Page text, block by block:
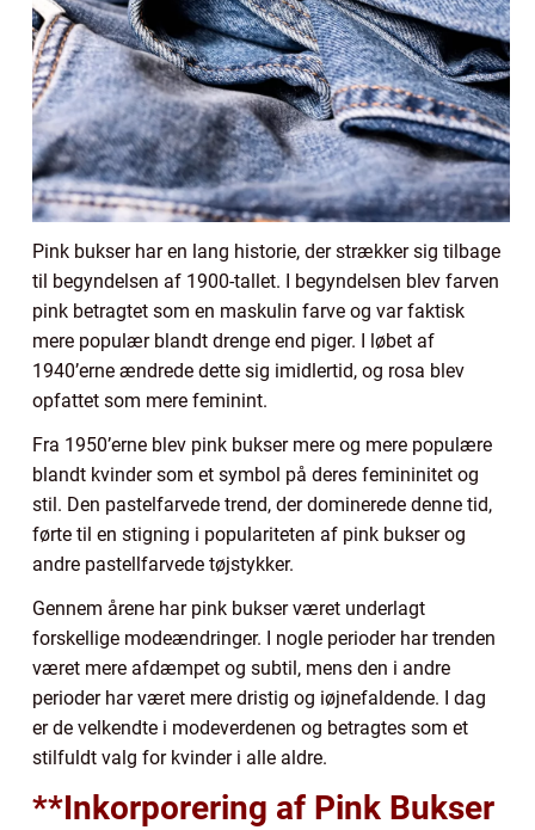
Pink bukser har en lang historie, der strækker sig tilbage
til begyndelsen af 1900-tallet. I begyndelsen blev farven
pink betragtet som en maskulin farve og var faktisk
mere populær blandt drenge end piger. I løbet af
1940’erne ændrede dette sig imidlertid, og rosa blev
opfattet som mere feminint.
Fra 1950’erne blev pink bukser mere og mere populære
blandt kvinder som et symbol på deres femininitet og
stil. Den pastelfarvede trend, der dominerede denne tid,
førte til en stigning i populariteten af pink bukser og
andre pastellfarvede tøjstykker.
Gennem årene har pink bukser været underlagt
forskellige modeændringer. I nogle perioder har trenden
været mere afdæmpet og subtil, mens den i andre
perioder har været mere dristig og iøjnefaldende. I dag
er de velkendte i modeverdenen og betragtes som et
stilfuldt valg for kvinder i alle aldre.
**Inkorporering af Pink Bukser